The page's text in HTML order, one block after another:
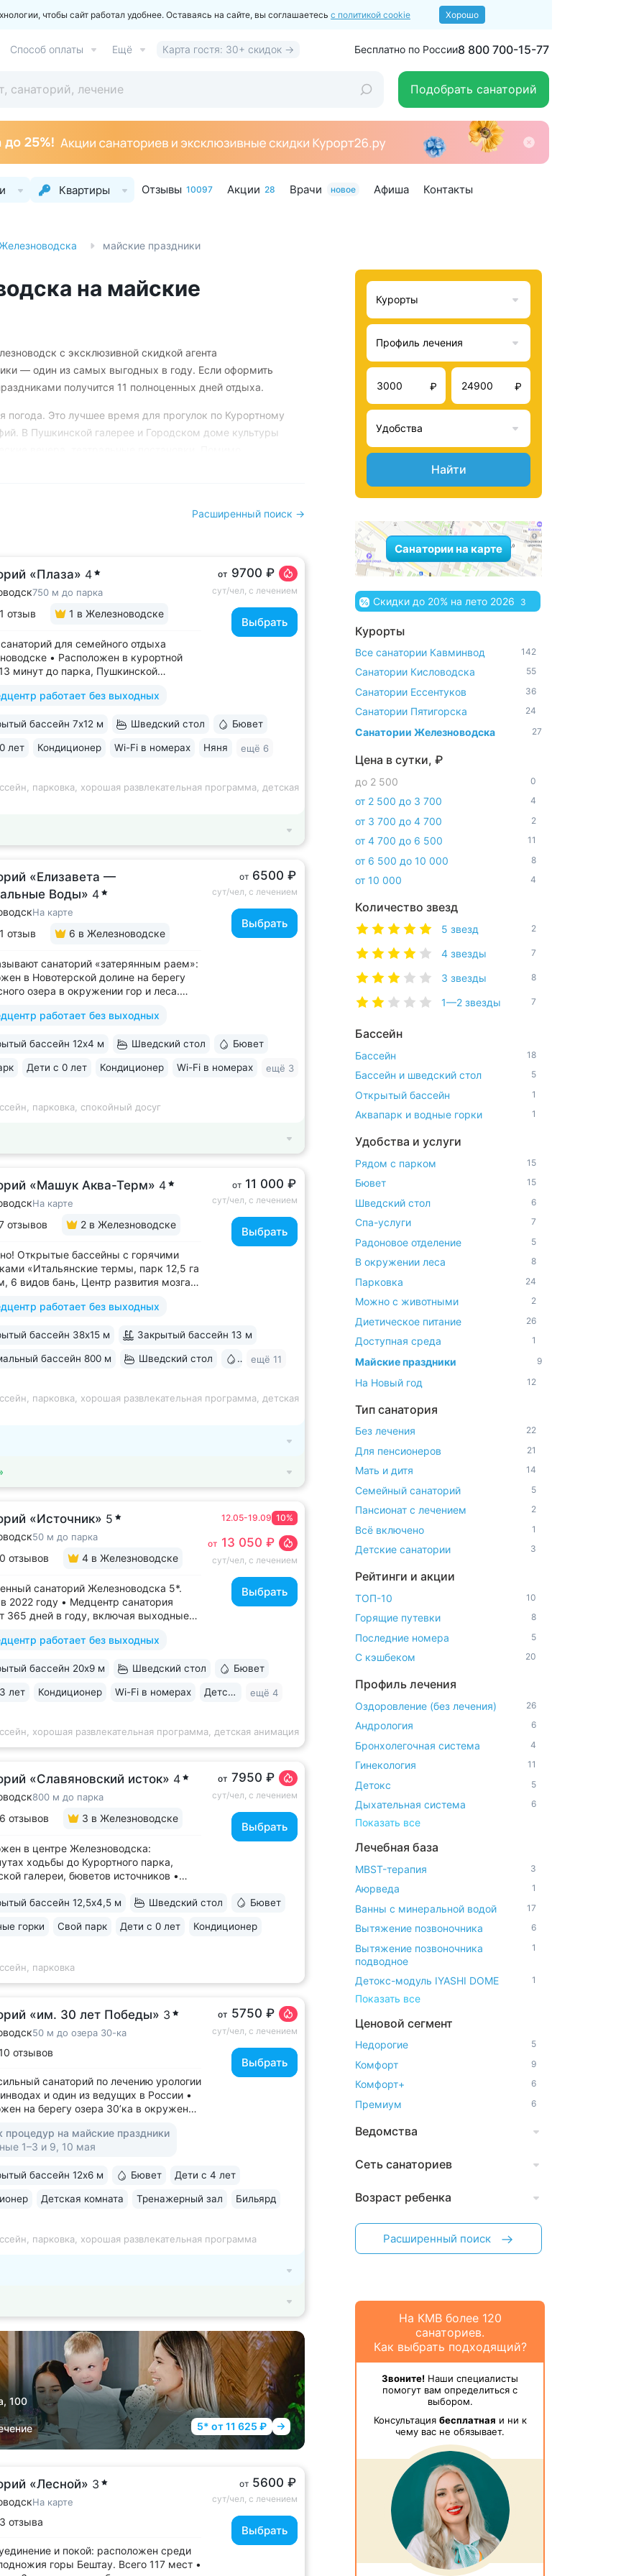
чтобы сайт работал удобнее. Оставаясь на сайте, вы соглашаетесь с политикой cookie Хорошо
Способ оплаты Ещё Карта гостя: 30+ скидок → Бесплатно по России8 800 700-15-77
Подобрать санаторий
Квартиры Отзывы 10097 Акции 28 Врачи новое Афиша Контакты
майские праздники
на майские
с эксклюзивной скидкой агента
— один из самых выгодных в году. Если оформить
получится 11 полноценных дней отдыха.
погода. Это лучшее время для прогулок по Курортному
В Пушкинской галерее и Городском доме культуры
посетить бесплатные городские события ко Дню
но и пройти полноценную диагностику и лечение.
от лечения почек и укрепления иммунитета
о каждом варианте отдыха и поможет
Оставьте заявку на сайте или позвоните по
77.
Расширенный поиск →
«Плаза» 4
750 м до парка
отзыв 1 в Железноводске
для семейного отдыха
• Расположен в курортной
минут до парка, Пушкинской
• Собственный бювет
здании: не нужно выходить на улицу,
работает без выходных
от 9700 ₽
сут/чел, с лечением
Выбрать
бассейн 7х12 м Шведский стол Бювет
лет Кондиционер Wi-Fi в номерах Няня ещё 6
парковка, хорошая развлекательная программа, детская
«Елизавета —
Воды» 4
На карте
отзыв 6 в Железноводске
санаторий «затерянным раем»:
в Новотерской долине на берегу
озера в окружении гор и леса.
велодорожками, фотозоной,
набережная озера с зонами
работает без выходных
от 6500 ₽
сут/чел, с лечением
Выбрать
бассейн 12х4 м Шведский стол Бювет
Дети с 0 лет Кондиционер Wi-Fi в номерах ещё 3
парковка, спокойный досуг
«Машук Аква-Терм» 4
На карте
отзывов 2 в Железноводске
Открытые бассейны с горячими
«Итальянские термы, парк 12,5 га
6 видов бань, Центр развития мозга,
лечения, EMS-тренировки,
• Расположен в уединенном...
работает без выходных
от 11 000 ₽
сут/чел, с лечением
Выбрать
бассейн 38х15 м Закрытый бассейн 13 м
бассейн 800 м Шведский стол Бювет
ещё 11
парковка, хорошая развлекательная программа, детская
«Источник» 5
50 м до парка
отзывов 4 в Железноводске
санаторий Железноводска 5*.
2022 году • Медцентр санатория
365 дней в году, включая выходные
курортный парк, Пушкинская
бальнеогрязелечебница,
работает без выходных
12.05-19.09 10%
от 13 050 ₽
сут/чел, с лечением
Выбрать
бассейн 20х9 м Шведский стол Бювет
лет Кондиционер Wi-Fi в номерах Детская комната ещё 4
хорошая развлекательная программа, детская анимация
«Славяновский исток» 4
800 м до парка
отзывов 3 в Железноводске
в центре Железноводска:
ходьбы до Курортного парка,
галереи, бюветов источников •
водой № 61, которую можно
типа показан для лечения
от 7950 ₽
сут/чел, с лечением
Выбрать
бассейн 12,5х4,5 м Шведский стол Бювет
горки Свой парк Дети с 0 лет Кондиционер
парковка
«им. 30 лет Победы» 3
50 м до озера 30-ка
отзывов
санаторий по лечению урологии
и один из ведущих в России •
на берегу озера 30’ка в окружении
к санаторию • Озеро 30’ка —
главных достопримечательностей
процедур на майские праздники
1–3 и 9, 10 мая
от 5750 ₽
сут/чел, с лечением
Выбрать
бассейн 12х6 м Бювет Дети с 4 лет
Детская комната Тренажерный зал Бильярд
парковка, хорошая развлекательная программа
100
5* от 11 625 ₽
«Лесной» 3
На карте
отзыва
и покой: расположен среди
горы Бештау. Всего 117 мест •
от 5600 ₽
сут/чел, с лечением
Выбрать
Курорты
Профиль лечения
₽ ₽
Удобства
Найти
Санатории на карте
Скидки до 20% на лето 2026 3
Курорты
Все санатории Кавминвод 142
Санатории Кисловодска 55
Санатории Ессентуков 36
Санатории Пятигорска 24
Санатории Железноводска 27
Цена в сутки, ₽
до 2 500 0
от 2 500 до 3 700 4
от 3 700 до 4 700 2
от 4 700 до 6 500 11
от 6 500 до 10 000 8
от 10 000 4
Количество звезд
5 звезд 2
4 звезды 7
3 звезды 8
1—2 звезды 7
Бассейн
Бассейн 18
Бассейн и шведский стол 5
Открытый бассейн 1
Аквапарк и водные горки 1
Удобства и услуги
Рядом с парком 15
Бювет 15
Шведский стол 6
Спа-услуги 7
Радоновое отделение 5
В окружении леса 8
Парковка 24
Можно с животными 2
Диетическое питание 26
Доступная среда 1
Майские праздники 9
На Новый год 12
Тип санатория
Без лечения 22
Для пенсионеров 21
Мать и дитя 14
Семейный санаторий 5
Пансионат с лечением 2
Всё включено 1
Детские санатории 3
Рейтинги и акции
ТОП-10 10
Горящие путевки 8
Последние номера 5
С кэшбеком 20
Профиль лечения
Оздоровление (без лечения) 26
Андрология 6
Бронхолегочная система 4
Гинекология 11
Детокс 5
Дыхательная система 6
Показать все
Лечебная база
MBST-терапия 3
Аюрведа 1
Ванны с минеральной водой 17
Вытяжение позвоночника 6
Вытяжение позвоночника
подводное
1
Детокс-модуль IYASHI DOME 1
Показать все
Ценовой сегмент
Недорогие 5
Комфорт 9
Комфорт+ 6
Премиум 6
Ведомства
Сеть санаториев
Возраст ребенка
Расширенный поиск
На КМВ более 120
санаториев.
Как выбрать подходящий?
Звоните! Наши специалисты
помогут вам определиться с
выбором.
Консультация бесплатная и ни к
чему вас не обязывает.